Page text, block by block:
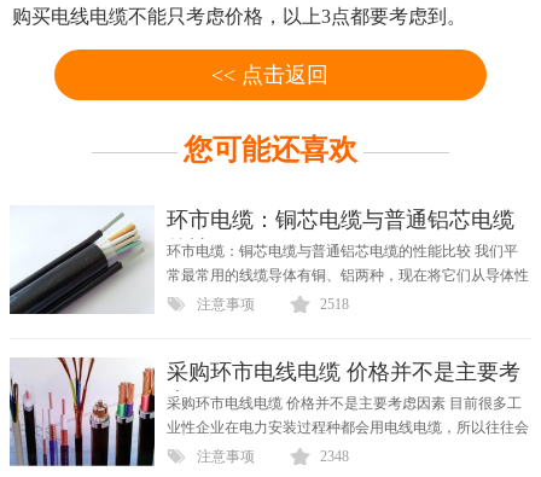
购买电线电缆不能只考虑价格，以上3点都要考虑到。
<< 点击返回
您可能还喜欢
环市电缆：铜芯电缆与普通铝芯电缆
的性
环市电缆：铜芯电缆与普通铝芯电缆的性能比较 我们平
常最常用的线缆导体有铜、铝两种，现在将它们从导体性
能上...注意事项 2518
采购环市电线电缆 价格并不是主要考
虑因
采购环市电线电缆 价格并不是主要考虑因素 目前很多工
业性企业在电力安装过程种都会用电线电缆，所以往往会
大量...注意事项 2348